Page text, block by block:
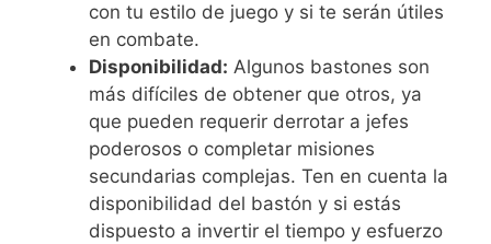
con tu estilo de juego y si te serán útiles
en combate.
Disponibilidad: Algunos bastones son
más difíciles de obtener que otros, ya
que pueden requerir derrotar a jefes
poderosos o completar misiones
secundarias complejas. Ten en cuenta la
disponibilidad del bastón y si estás
dispuesto a invertir el tiempo y esfuerzo